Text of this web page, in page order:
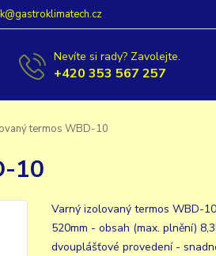
Nevíte si rady? Zavolejte.
+420 353 567 257
termos WBD-10
10
Varný izolovaný termos WBD-
520mm - obsah (max. plnění)
dvouplášťové provedení -